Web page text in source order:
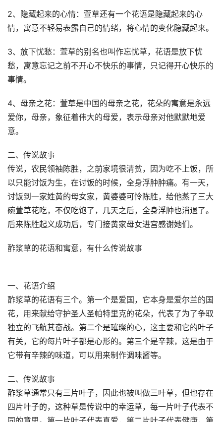
2、隐藏起来的心情：萱草还有一个花语是隐藏起来的心
情，寓意不轻易表露自己的情绪，将心情的变化隐藏起来。
3、放下忧愁：萱草的别名也叫作忘忧草，花语是放下忧
愁，寓意忘记之前不开心不快乐的事情，只记得开心快乐的
事情。
4、母亲之花：萱草是中国的母亲之花，花朵的寓意是永远
爱你，母亲，象征着伟大的母爱，表示母亲对他默默地爱
意。
二、传说故事
传说，农民领袖陈胜，之前家境很清贫，因为吃不上饭，所
以只能讨饭为生，在讨饭的时候，全身浮肿肿痛。有一天，
讨饭到一家姓黄的母女家，黄婆婆可怜陈胜，给他蒸了三大
碗萱草花吃，不仅吃饱了，几天之后，全身浮肿也消退了。
后来陈胜起义成功后，专门接黄家母女进宫感谢她们。
酢浆草的花语和寓意，有什么传说故事
一、花语介绍
酢浆草的花语有三个。第一个是爱国，它本身是爱尔兰的国
花，用来献给守护圣人圣帕特里克的花朵，代表了为了争取
独立的飞航其奋战。第二个是璀璨的心，这主要和它的叶子
有关，它的每片叶子都是心形的。第三个是辛辣，这是由于
它带有辛辣的味道，可以用来制作调味酱等。
二、传说故事
酢浆草通常只有三片叶子，因此也被叫做三叶草，但也存在
四片叶子的，这种草是传说中的幸运草，每一片叶子代表不